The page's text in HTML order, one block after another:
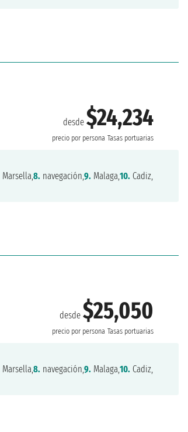
desde$24,234
precio por persona Tasas portuarias
Marsella,8. navegación,9. Malaga,10. Cadiz,
desde$25,050
precio por persona Tasas portuarias
Marsella,8. navegación,9. Malaga,10. Cadiz,